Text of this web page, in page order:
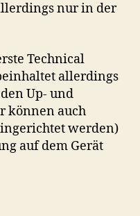
nur in der
Technical
allerdings
Up- und
können auch
werden)
auf dem Gerät